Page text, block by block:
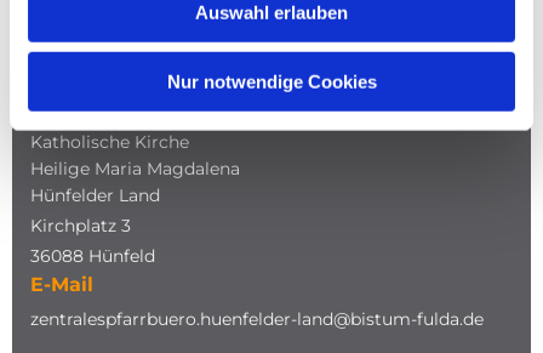
Auswahl erlauben
Nur notwendige Cookies
ADRESSE
Katholische Kirche
Heilige Maria Magdalena
Hünfelder Land
Kirchplatz 3
36088 Hünfeld
E-Mail
zentralespfarrbuero.huenfelder-land@bistum-fulda.de